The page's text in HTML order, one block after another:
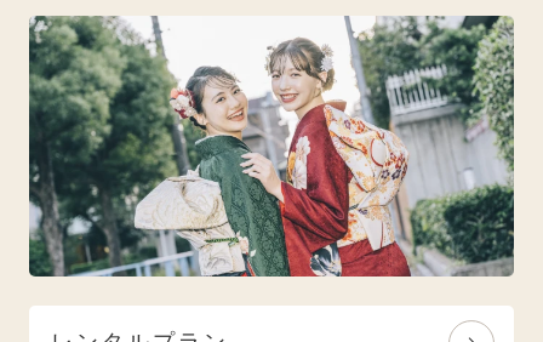
ナチュラル
ブルべ冬におすすめ
特選技法
オリジナルブランド
人気モデルブランド